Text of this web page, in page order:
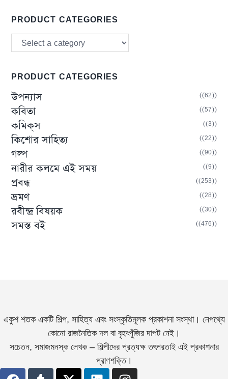
PRODUCT CATEGORIES
PRODUCT CATEGORIES
উপন্যাস (62)
কবিতা (57)
কমিক্‌স (3)
কিশোর সাহিত্য (22)
গল্প (90)
নারীর কলমে এই সময় (9)
প্রবন্ধ (253)
ভ্রমণ (28)
রবীন্দ্র বিষয়ক (30)
সমস্ত বই (476)
একুশ শতক একটি শিল্প, সাহিত্য এবং সংস্কৃতিমূলক প্রকাশনা সংস্থা। নেপথ্যে
কোনো রাজনৈতিক দল বা বৃহৎপুঁজির দাপট নেই।
সচেতন, সমাজমনস্ক লেখক – শিল্পীদের প্রত্যক্ষ তৎপরতাই এই প্রকাশনার
প্রাণশক্তি।